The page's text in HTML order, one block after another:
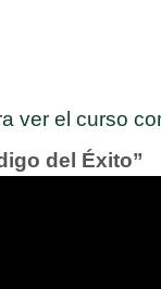
ver el curso
del Éxito”